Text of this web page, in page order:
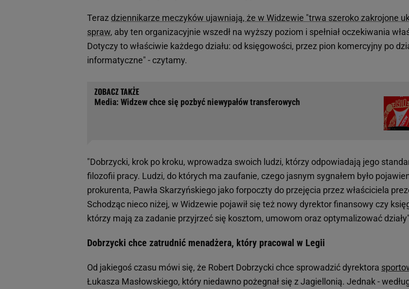
Teraz dziennikarze meczyków ujawniają, że w Widzewie "trwa szeroko zakrojone
spraw, aby ten organizacyjnie wszedł na wyższy poziom i spełniał oczekiwania
Dotyczy to właściwie każdego działu: od księgowości, przez pion komercyjny po
informatyczne" - czytamy.
Media: Widzew chce się pozbyć niewypałów transferowych
"Dobrzycki, krok po kroku, wprowadza swoich ludzi, którzy odpowiadają jego
filozofii pracy. Ludzi, do których ma zaufanie, czego jasnym sygnałem było
prokurenta, Pawła Skarzyńskiego jako forpoczty do przejęcia przez właściciela
Schodząc nieco niżej, w Widzewie pojawił się też nowy dyrektor finansowy czy
którzy mają za zadanie przyjrzeć się kosztom, umowom oraz optymalizować
Dobrzycki chce zatrudnić menadżera, który pracowal w Legii
Od jakiegoś czasu mówi się, że Robert Dobrzycki chce sprowadzić dyrektora
Łukasza Masłowskiego, który niedawno pożegnał się z Jagiellonią. Jednak -